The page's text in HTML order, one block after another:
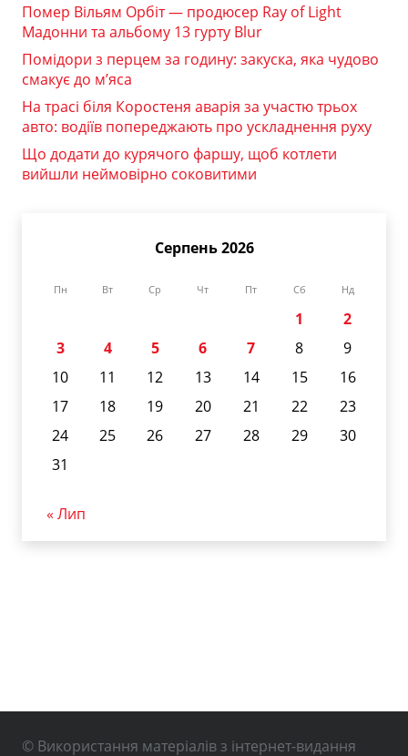
Помер Вільям Орбіт — продюсер Ray of Light
Мадонни та альбому 13 гурту Blur
Помідори з перцем за годину: закуска, яка чудово
смакує до м’яса
На трасі біля Коростеня аварія за участю трьох
авто: водіїв попереджають про ускладнення руху
Що додати до курячого фаршу, щоб котлети
вийшли неймовірно соковитими
Серпень 2026
Пн Вт Ср Чт Пт Сб Нд
1
2
3
4 5 6 7 8
9
10
11 12 13 14 15
16
17
18 19 20 21 22
23
24
25 26 27 28 29
30
31
« Лип
© Використання матеріалів з інтернет-видання